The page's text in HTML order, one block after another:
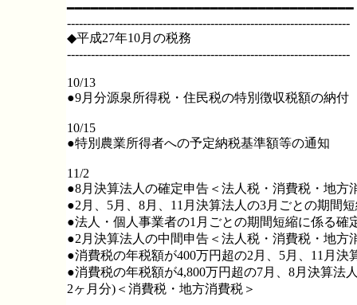
━━━━━━━━━━━━━━━━━━━━━━━━━━━━━━━━━━━━
-----------------------------------------------------------------------
◆平成27年10月の税務
-----------------------------------------------------------------------
10/13
●9月分源泉所得税・住民税の特別徴収税額の納付
10/15
●特別農業所得者への予定納税基準額等の通知
11/2
●8月決算法人の確定申告＜法人税・消費税・地
●2月、5月、8月、11月決算法人の3月ごとの期間
●法人・個人事業者の1月ごとの期間短縮に係る確
●2月決算法人の中間申告＜法人税・消費税・地
●消費税の年税額が400万円超の2月、5月、11月
●消費税の年税額が4,800万円超の7月、8月決算法
2ヶ月分)＜消費税・地方消費税＞